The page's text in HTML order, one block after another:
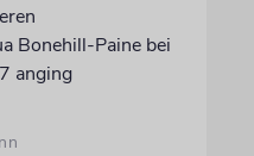
Bonehill-Paine bei
anging